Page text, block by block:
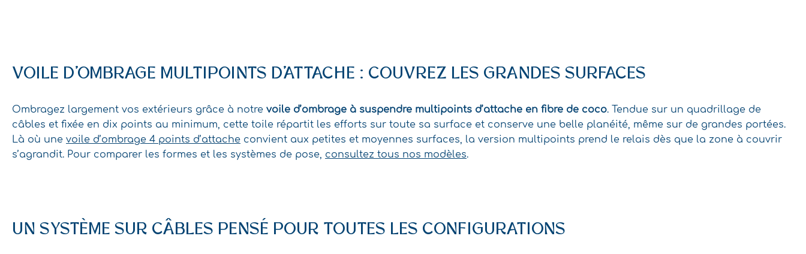
VOILE D’OMBRAGE MULTIPOINTS D’ATTACHE : COUVREZ LES GRANDES SURFACES
Ombragez largement vos extérieurs grâce à notre voile d’ombrage à suspendre multipoints d’attache en fibre de coco. Tendue sur un quadrillage de
câbles et fixée en dix points au minimum, cette toile répartit les efforts sur toute sa surface et conserve une belle planéité, même sur de grandes portées.
Là où une voile d’ombrage 4 points d’attache convient aux petites et moyennes surfaces, la version multipoints prend le relais dès que la zone à couvrir
s’agrandit. Pour comparer les formes et les systèmes de pose, consultez tous nos modèles.
UN SYSTÈME SUR CÂBLES PENSÉ POUR TOUTES LES CONFIGURATIONS